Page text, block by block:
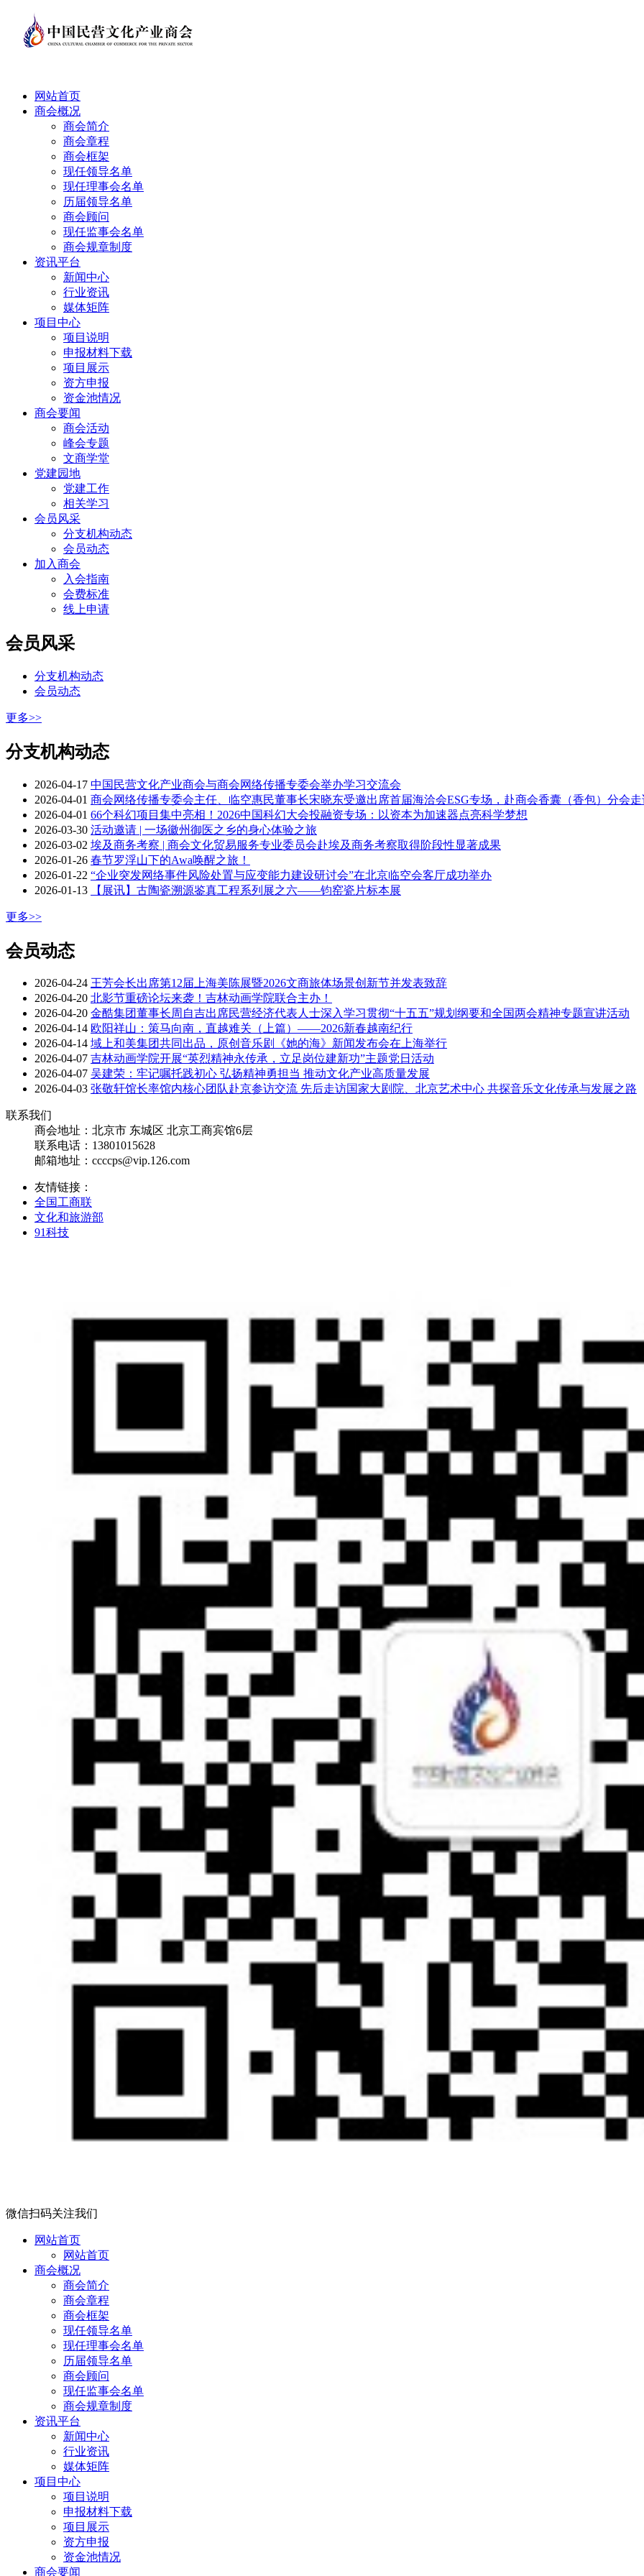
网站首页
商会概况
商会简介
商会章程
商会框架
现任领导名单
现任理事会名单
历届领导名单
商会顾问
现任监事会名单
商会规章制度
资讯平台
新闻中心
行业资讯
媒体矩阵
项目中心
项目说明
申报材料下载
项目展示
资方申报
资金池情况
商会要闻
商会活动
峰会专题
文商学堂
党建园地
党建工作
相关学习
会员风采
分支机构动态
会员动态
加入商会
入会指南
会费标准
线上申请
会员风采
分支机构动态
会员动态
更多>>
分支机构动态
2026-04-17 中国民营文化产业商会与商会网络传播专委会举办学习交流会
2026-04-01 商会网络传播专委会主任、临空惠民董事长宋晓东受邀出席首届海洽会ESG专场，赴商会香囊（香包）分会
2026-04-01 66个科幻项目集中亮相！2026中国科幻大会投融资专场：以资本为加速器点亮科学梦想
2026-03-30 活动邀请 | 一场徽州御医之乡的身心体验之旅
2026-03-02 埃及商务考察 | 商会文化贸易服务专业委员会赴埃及商务考察取得阶段性显著成果
2026-01-26 春节罗浮山下的Awa唤醒之旅！
2026-01-22 “企业突发网络事件风险处置与应变能力建设研讨会”在北京临空会客厅成功举办
2026-01-13
【展讯】古陶瓷溯源鉴真工程系列展之六——钧窑瓷片标本展
更多>>
会员动态
2026-04-24 王芳会长出席第12届上海美陈展暨2026文商旅体场景创新节并发表致辞
2026-04-20 北影节重磅论坛来袭！吉林动画学院联合主办！
2026-04-20 金酷集团董事长周自吉出席民营经济代表人士深入学习贯彻“十五五”规划纲要和全国两会精神专题宣讲活动
2026-04-14 欧阳祥山：策马向南，直越难关（上篇）——2026新春越南纪行
2026-04-14 域上和美集团共同出品，原创音乐剧《她的海》新闻发布会在上海举行
2026-04-07 吉林动画学院开展“英烈精神永传承，立足岗位建新功”主题党日活动
2026-04-07 吴建荣：牢记嘱托践初心 弘扬精神勇担当 推动文化产业高质量发展
2026-04-03 张敬轩馆长率馆内核心团队赴京参访交流 先后走访国家大剧院、北京艺术中心 共探音乐文化传承与发展之路
联系我们
商会地址： 北京市 东城区 北京工商宾馆6层
联系电话： 13801015628
邮箱地址： ccccps@vip.126.com
友情链接：
全国工商联
文化和旅游部
91科技
微信扫码关注我们
网站首页
网站首页
商会概况
商会简介
商会章程
商会框架
现任领导名单
现任理事会名单
历届领导名单
商会顾问
现任监事会名单
商会规章制度
资讯平台
新闻中心
行业资讯
媒体矩阵
项目中心
项目说明
申报材料下载
项目展示
资方申报
资金池情况
商会要闻